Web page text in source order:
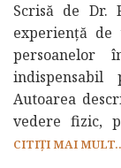
Scrisă de Dr.
experiență
persoanelor
Autoarea
vedere fizic,
CITIȚI MAI